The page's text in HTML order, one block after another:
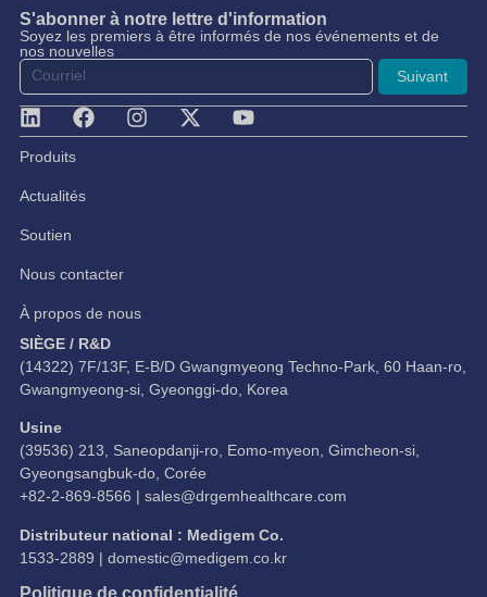
S'abonner à notre lettre d'information
Soyez les premiers à être informés de nos événements et de
nos nouvelles
Suivant
Produits
Actualités
Soutien
Nous contacter
À propos de nous
SIÈGE / R&D
(14322) 7F/13F, E-B/D Gwangmyeong Techno-Park, 60 Haan-ro,
Gwangmyeong-si, Gyeonggi-do, Korea
Usine
(39536) 213, Saneopdanji-ro, Eomo-myeon, Gimcheon-si,
Gyeongsangbuk-do, Corée
+82-2-869-8566 | sales@drgemhealthcare.com
Distributeur national : Medigem Co.
1533-2889 | domestic@medigem.co.kr
Politique de confidentialité